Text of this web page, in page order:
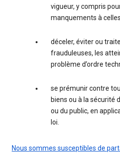
vigueur, y compris
manquements à
déceler, éviter ou
frauduleuses, les
problème d’ordre
se prémunir contre
biens ou à la sécurité
ou du public, en
loi.
Nous sommes susceptibles de